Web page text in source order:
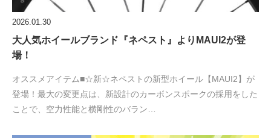
2026.01.30
大人気ホイールブランド『ネペスト』よりMAUI2が登
場！
オススメアイテム■☆新☆ネペストの新型ホイール【MAUI2】が
登場！最大の変更点は、新設計のカーボンスポークの採用をした
ことで、空力性能と横剛性のバラン…